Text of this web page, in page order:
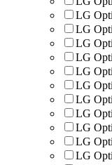
LG
LG
LG
LG
LG
LG
LG
LG
LG
LG
LG